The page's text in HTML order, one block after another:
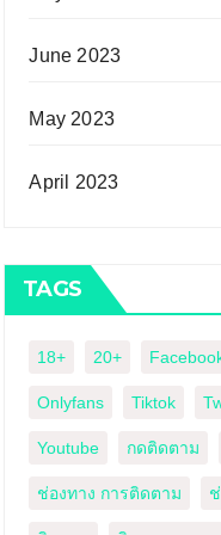
June 2023
May 2023
April 2023
TAGS
18+ 20+
Onlyfans Tiktok
Youtube กดติดตาม
ช่องทาง การติดตาม